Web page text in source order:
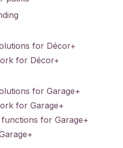
for Décor+
for Décor+
for Garage+
for Garage+
for Garage+